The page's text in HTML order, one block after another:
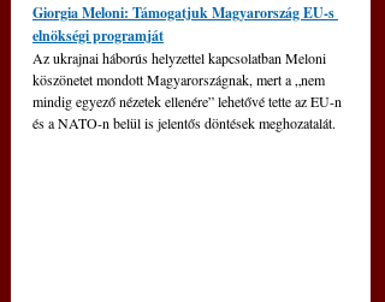
Giorgia Meloni: Támogatjuk Magyarország EU-s
elnökségi programját
Az ukrajnai háborús helyzettel kapcsolatban Meloni
köszönetet mondott Magyarországnak, mert a „nem
mindig egyező nézetek ellenére” lehetővé tette az EU-n
és a NATO-n belül is jelentős döntések meghozatalát.